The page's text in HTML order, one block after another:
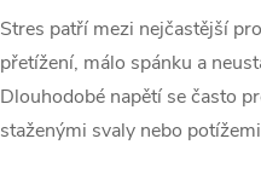
Stres patří mezi nejčastější
přetížení, málo spánku a
Dlouhodobé napětí se často
staženými svaly nebo